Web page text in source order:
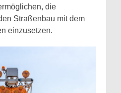
die
Straßenbau mit dem
einzusetzen.